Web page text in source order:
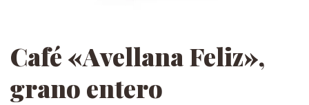
Café «Avellana Feliz»,
grano entero